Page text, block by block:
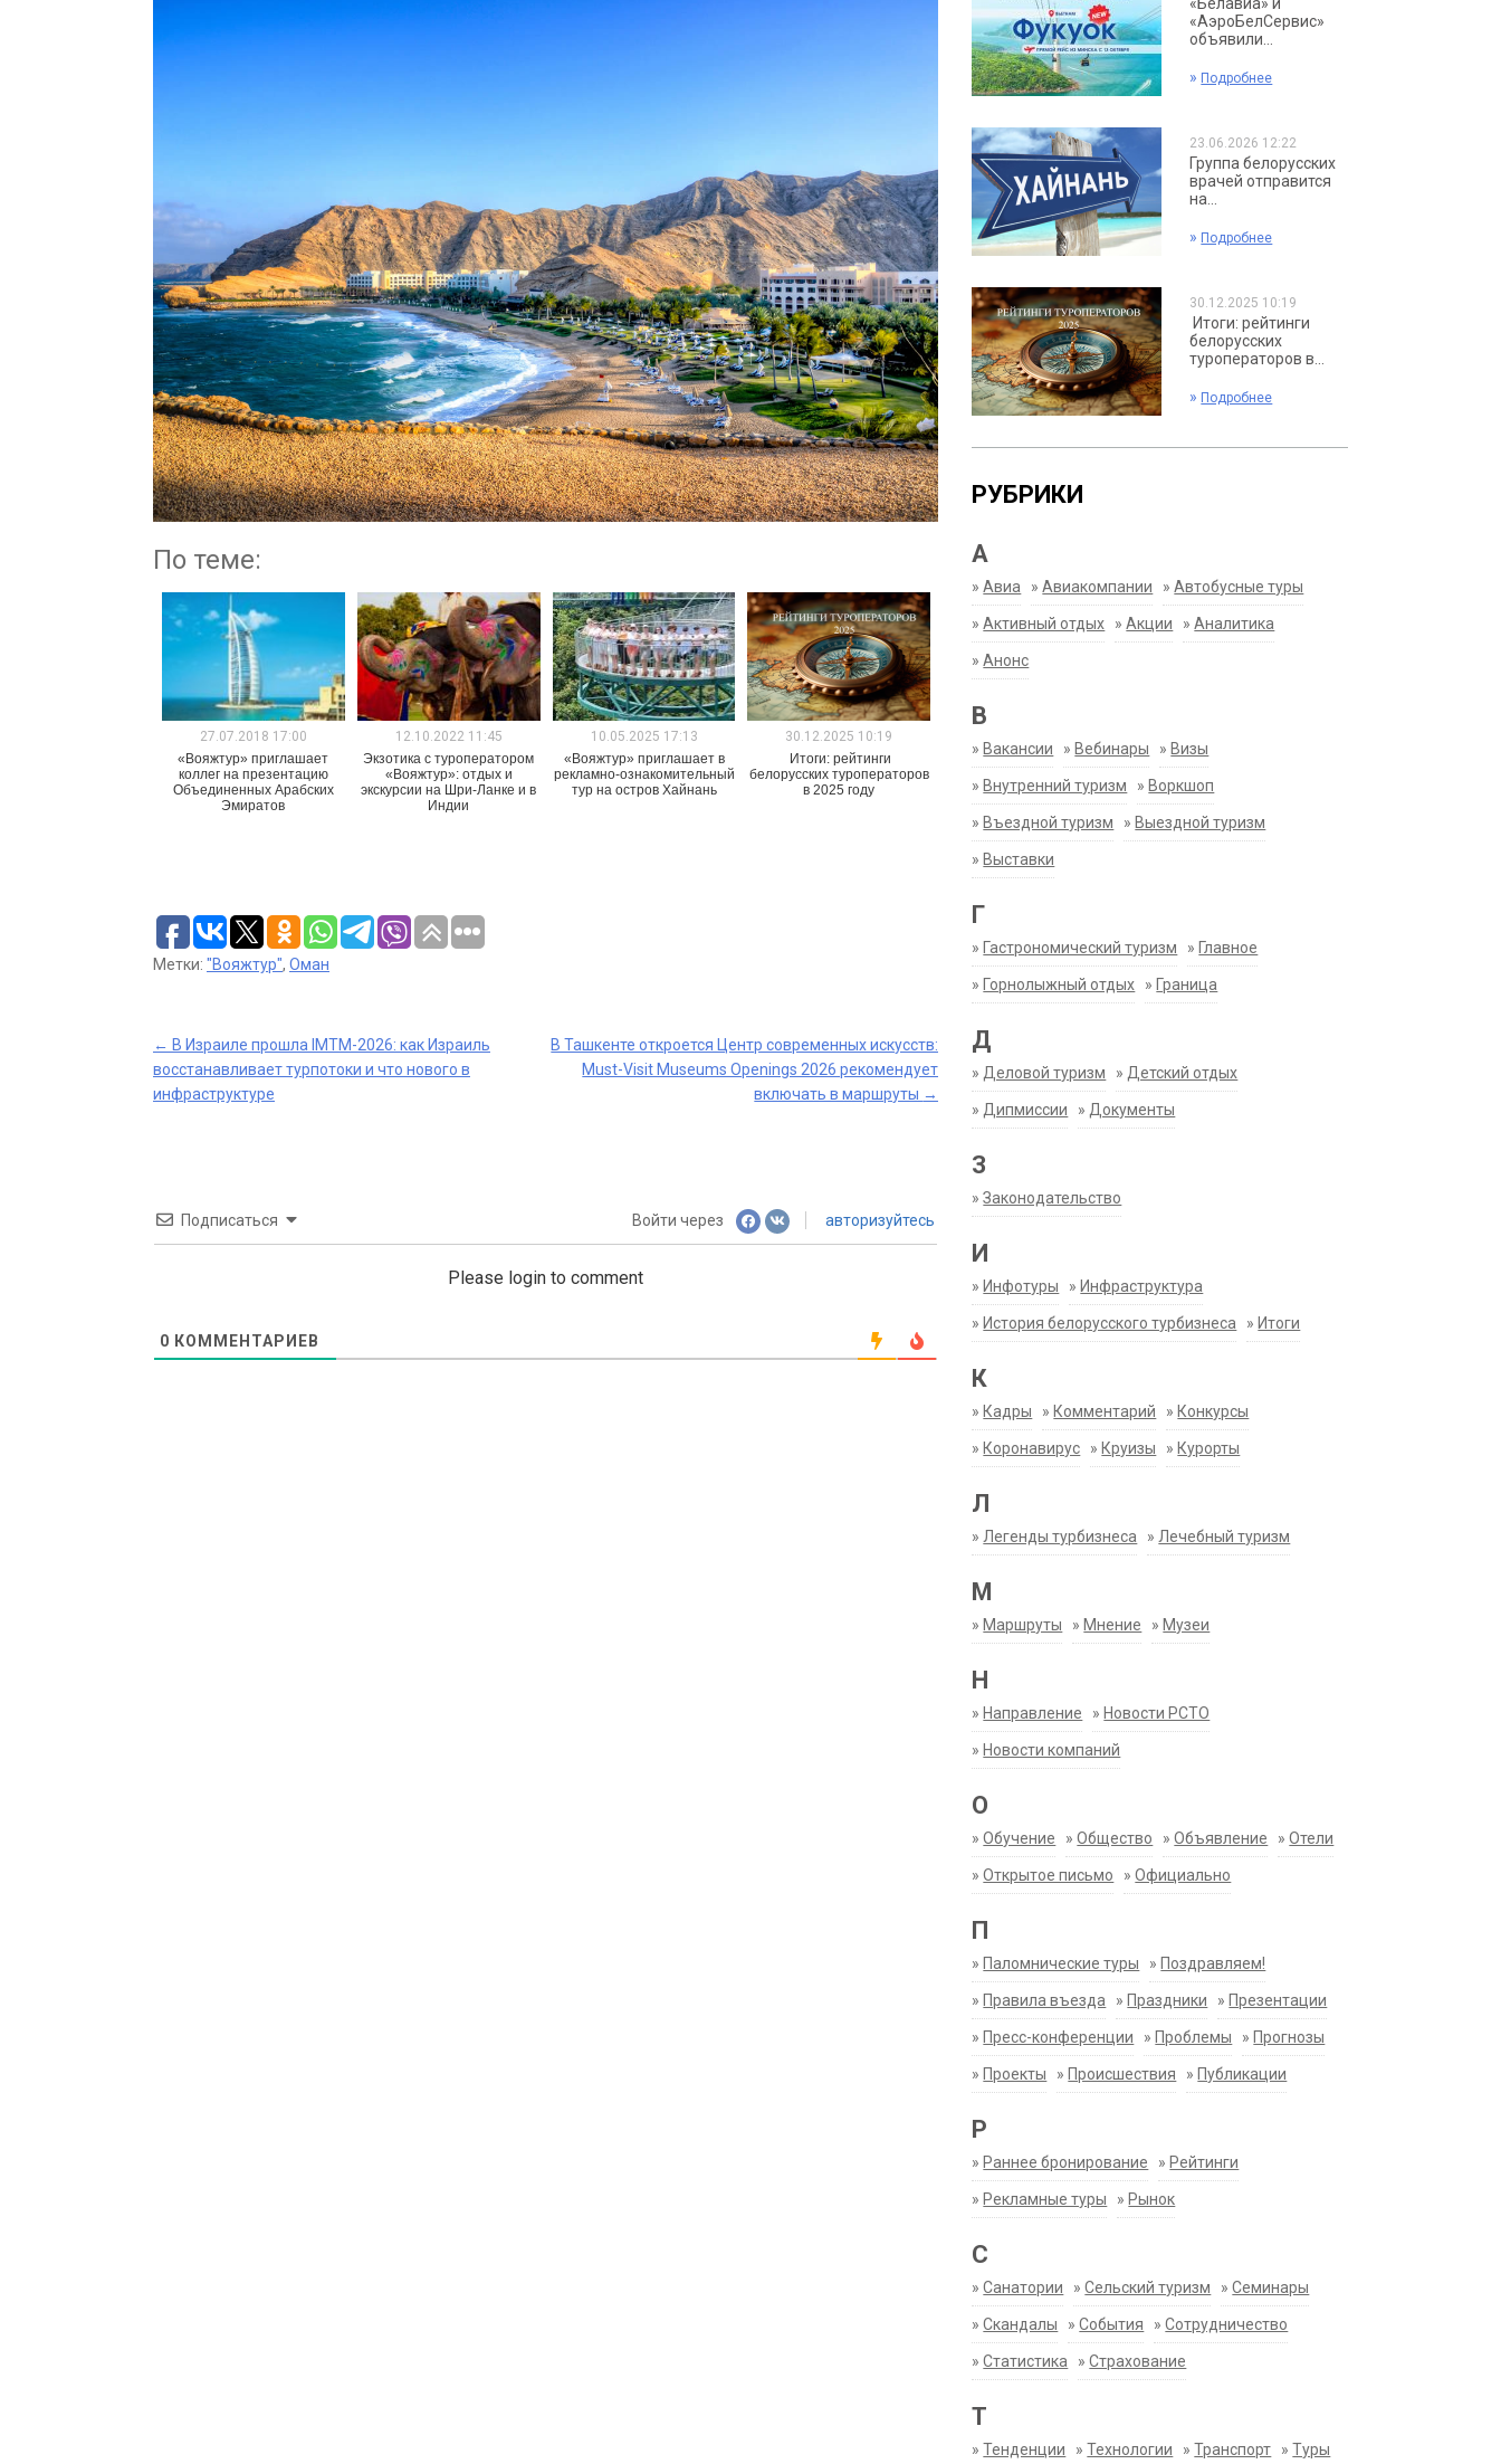
По теме:
27.07.2018 17:00
«Вояжтур» приглашает
коллег на презентацию
Объединенных Арабских
Эмиратов
12.10.2022 11:45
Экзотика с туроператором
«Вояжтур»: отдых и
экскурсии на Шри-Ланке и в
Индии
10.05.2025 17:13
«Вояжтур» приглашает в
рекламно-ознакомительный
тур на остров Хайнань
30.12.2025 10:19
Итоги: рейтинги
белорусских туроператоров
в 2025 году
Метки: "Вояжтур", Оман
Post
navigation
← В Израиле прошла IMTM-2026: как Израиль
восстанавливает турпотоки и что нового в
инфраструктуре
В Ташкенте откроется Центр современных искусств:
Must-Visit Museums Openings 2026 рекомендует
включать в маршруты →
Подписаться Войти через авторизуйтесь
Please login to comment
0 КОММЕНТАРИЕВ
«АэроБелСервис»
объявили...
» Подробнее
23.06.2026 12:22
Группа белорусских
врачей отправится
на...
» Подробнее
30.12.2025 10:19
Итоги: рейтинги
белорусских
туроператоров в...
» Подробнее
РУБРИКИ
А
»Авиа »Авиакомпании »Автобусные туры
»Активный отдых »Акции »Аналитика
»Анонс
В
» Вакансии » Вебинары » Визы
» Внутренний туризм » Воркшоп
» Въездной туризм » Выездной туризм
» Выставки
Г
» Гастрономический туризм » Главное
» Горнолыжный отдых » Граница
Д
» Деловой туризм » Детский отдых
» Дипмиссии » Документы
З
»Законодательство
И
» Инфотуры » Инфраструктура
» История белорусского турбизнеса » Итоги
К
» Кадры » Комментарий » Конкурсы
» Коронавирус » Круизы » Курорты
Л
» Легенды турбизнеса » Лечебный туризм
М
» Маршруты » Мнение » Музеи
Н
» Направление » Новости РСТО
» Новости компаний
О
»Обучение »Общество »Объявление »Отели
»Открытое письмо »Официально
П
» Паломнические туры » Поздравляем!
» Правила въезда » Праздники » Презентации
» Пресс-конференции » Проблемы » Прогнозы
» Проекты » Происшествия » Публикации
Р
» Раннее бронирование » Рейтинги
» Рекламные туры » Рынок
С
»Санатории »Сельский туризм »Семинары
»Скандалы »События »Сотрудничество
»Статистика »Страхование
Т
»Тенденции »Технологии »Транспорт »Туры